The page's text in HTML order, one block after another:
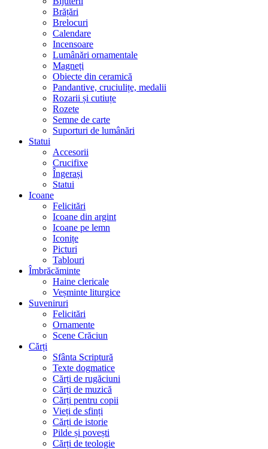
Brățări
Brelocuri
Calendare
Incensoare
Lumânări ornamentale
Magneți
Obiecte din ceramică
Pandantive, cruciulițe, medalii
Rozarii și cutiuțe
Rozete
Semne de carte
Suporturi de lumânări
Statui
Accesorii
Crucifixe
Îngerași
Statui
Icoane
Felicitări
Icoane din argint
Icoane pe lemn
Iconițe
Picturi
Tablouri
Îmbrăcăminte
Haine clericale
Veșminte liturgice
Suveniruri
Felicitări
Ornamente
Scene Crăciun
Cărți
Sfânta Scriptură
Texte dogmatice
Cărți de rugăciuni
Cărți de muzică
Cărți pentru copii
Vieți de sfinți
Cărți de istorie
Pilde și povești
Cărți de teologie